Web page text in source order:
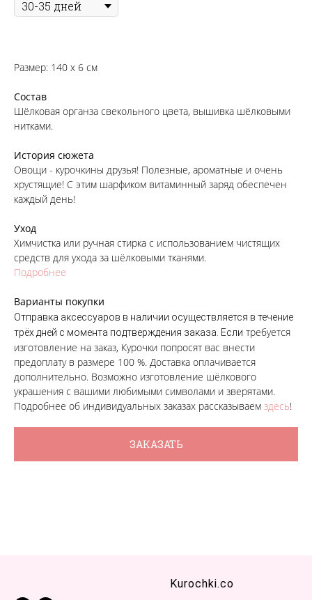
Размер: 140 х 6 см
Состав
Шёлковая органза свекольного цвета, вышивка шёлковыми
нитками.
История сюжета
Овощи - курочкины друзья! Полезные, ароматные и очень
хрустящие! С этим шарфиком витаминный заряд обеспечен
каждый день!
Уход
Химчистка или ручная стирка с использованием чистящих
средств для ухода за шёлковыми тканями.
Подробнее
Варианты покупки
Отправка аксессуаров в наличии осуществляется в течение
трёх дней с момента подтверждения заказа. Если требуется
изготовление на заказ, Курочки попросят вас внести
предоплату в размере 100 %. Доставка оплачивается
дополнительно. Возможно изготовление шёлкового
украшения с вашими любимыми символами и зверятами.
Подробнее об индивидуальных заказах рассказываем здесь!
ЗАКАЗАТЬ
Kurochki.co